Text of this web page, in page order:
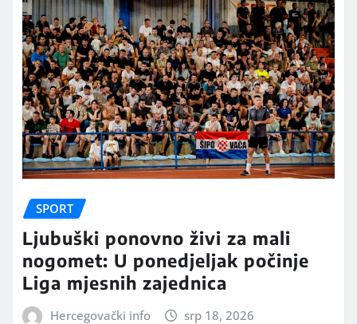
SPORT
Ljubuški ponovno živi za mali
nogomet: U ponedjeljak počinje
Liga mjesnih zajednica
Hercegovački info srp 18, 2026